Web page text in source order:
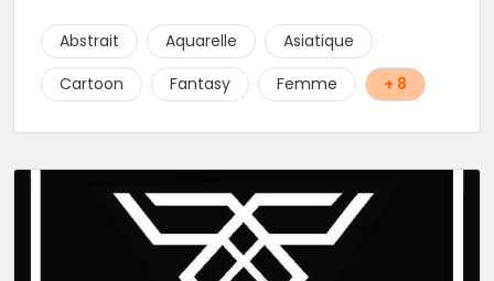
culture et traits fins. Foncez !
Abstrait Aquarelle
Asiatique
Cartoon
Fantasy Femme + 8